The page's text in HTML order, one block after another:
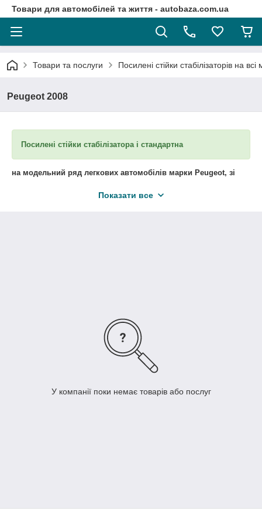
Товари для автомобілей та життя - autobaza.com.ua
Товари та послуги Посилені стійки стабілізаторів на
Peugeot 2008
Посилені стійки стабілізатора і стандартна
на модельний ряд легкових автомобілів марки Peugeot, зі
Показати все
У компанії поки немає товарів або послуг